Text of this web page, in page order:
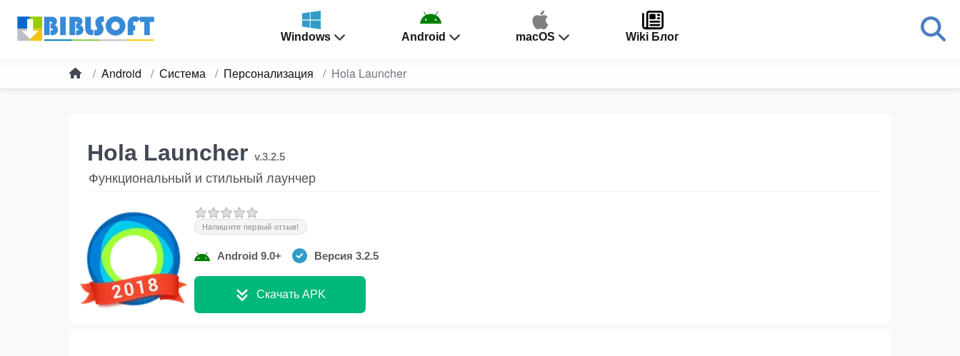
Windows Android macOS Wiki Блог
Android Система Персонализация Hola Launcher
Hola Launcher v.3.2.5
Функциональный и стильный лаунчер
Напишите первый отзыв!
Android 9.0+ Версия 3.2.5
Скачать APK